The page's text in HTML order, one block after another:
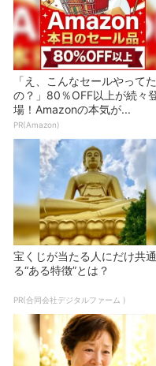
「え、こんなセールやってた
の？」80％OFF以上が続々
場！Amazonの本気が...
PR(Amazon)
宝くじが当たる人にだけ共
る“ある特徴”とは？
PR(合同会社デジタルファーム )